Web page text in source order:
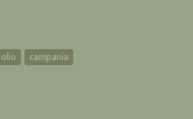
olio campania